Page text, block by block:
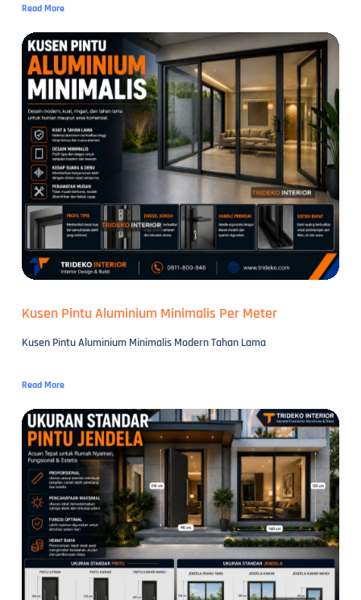
Read More
Kusen Pintu Aluminium Minimalis Per Meter
Kusen Pintu Aluminium Minimalis Modern Tahan Lama
Read More